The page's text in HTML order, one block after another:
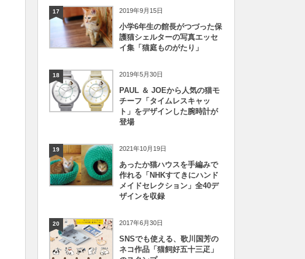
17 2019年9月15日
小学6年生の館長がつづった保
護猫シェルターの写真エッセ
イ集「猫庭ものがたり」
18 2019年5月30日
PAUL ＆ JOEから人気の猫モ
チーフ「タイムレスキャッ
ト」をデザインした腕時計が
登場
19 2021年10月19日
あったか猫ハウスを手編みで
作れる「NHKすてきにハンド
メイドセレクション」全40デ
ザインを収録
20 2017年6月30日
SNSでも使える、歌川国芳の
ネコ作品「猫飼好五十三疋」